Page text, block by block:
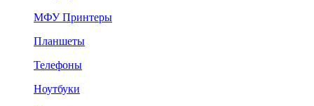
МФУ Принтеры
Планшеты
Телефоны
Ноутбуки